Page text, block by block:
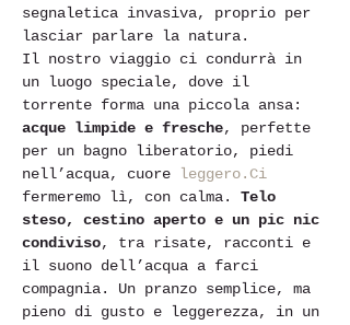
segnaletica invasiva, proprio per
lasciar parlare la natura.
Il nostro viaggio ci condurrà in
un luogo speciale, dove il
torrente forma una piccola ansa:
acque limpide e fresche, perfette
per un bagno liberatorio, piedi
nell’acqua, cuore
leggero.Ci
fermeremo lì, con calma. Telo
steso, cestino aperto e un pic nic
condiviso, tra risate, racconti e
il suono dell’acqua a farci
compagnia. Un pranzo semplice, ma
pieno di gusto e leggerezza, in un